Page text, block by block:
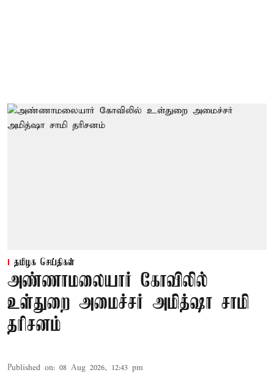
தமிழக செய்திகள்
அண்ணாமலையார் கோவிலில்
உள்துறை அமைச்சர் அமித்ஷா சாமி
தரிசனம்
Published on: 08 Aug 2026, 12:43 pm